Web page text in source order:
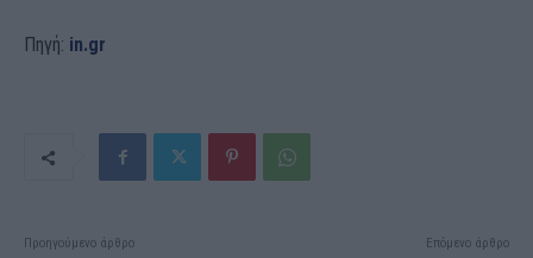
Πηγή: in.gr
Προηγούμενο άρθρο Επόμενο άρθρο